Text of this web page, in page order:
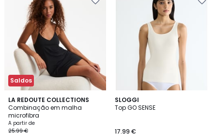
Saldos
LA REDOUTE COLLECTIONS
Combinação em malha
microfibra
A partir de
25.99 €
4,5
/ 5
2
Cores
SLOGGI
Top GO SENSE
17.99 €
5
/
4
Cores